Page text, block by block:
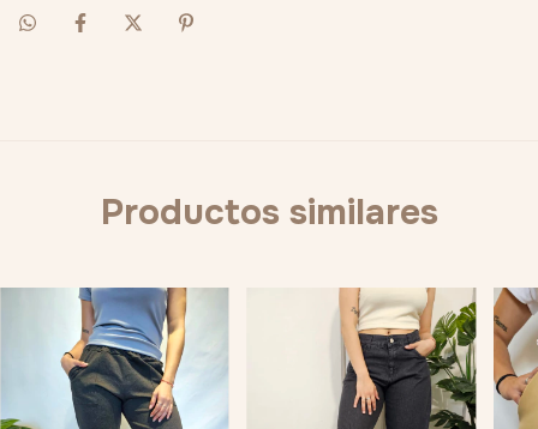
Productos similares